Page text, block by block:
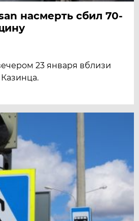
насмерть сбил 70-
23 января вблизи